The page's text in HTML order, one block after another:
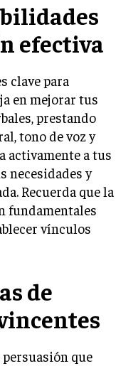
FINANCIEROS
efectiva
clave para
en mejorar tus
prestando
tono de voz y
activamente a tus
necesidades y
Recuerda que la
fundamentales
vínculos
de
que